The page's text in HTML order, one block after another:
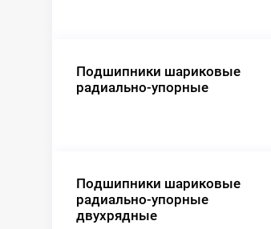
Подшипники шариковые
радиально-упорные
Подшипники шариковые
радиально-упорные
двухрядные